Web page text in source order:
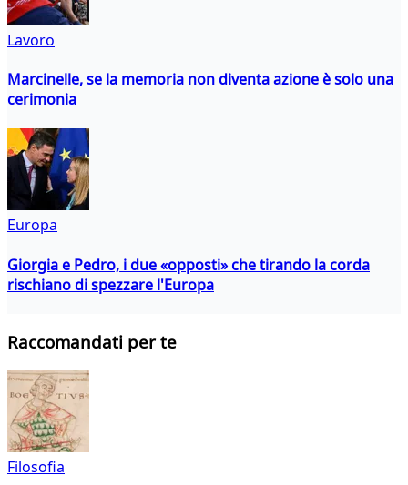
Lavoro
Marcinelle, se la memoria non diventa azione è solo una
cerimonia
Europa
Giorgia e Pedro, i due «opposti» che tirando la corda
rischiano di spezzare l'Europa
Raccomandati per te
Filosofia